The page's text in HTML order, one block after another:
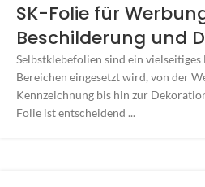
SK-Folie für
Beschilderung und
Selbstklebefolien sind ein
Bereichen eingesetzt wird, von der
Kennzeichnung bis hin zur
Folie ist entscheidend ...